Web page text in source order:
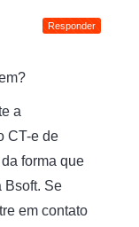
a
CT-e de
forma que
Bsoft. Se
em contato
Responder